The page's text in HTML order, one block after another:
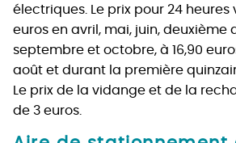
électriques. Le prix pour 24 heures
euros en avril, mai, juin, deuxième
septembre et octobre, à 16,90
août et durant la première
Le prix de la vidange et de la
de 3 euros.